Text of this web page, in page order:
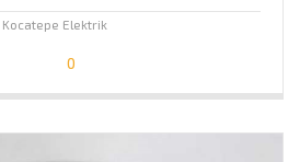
Kocatepe Elektrik
0